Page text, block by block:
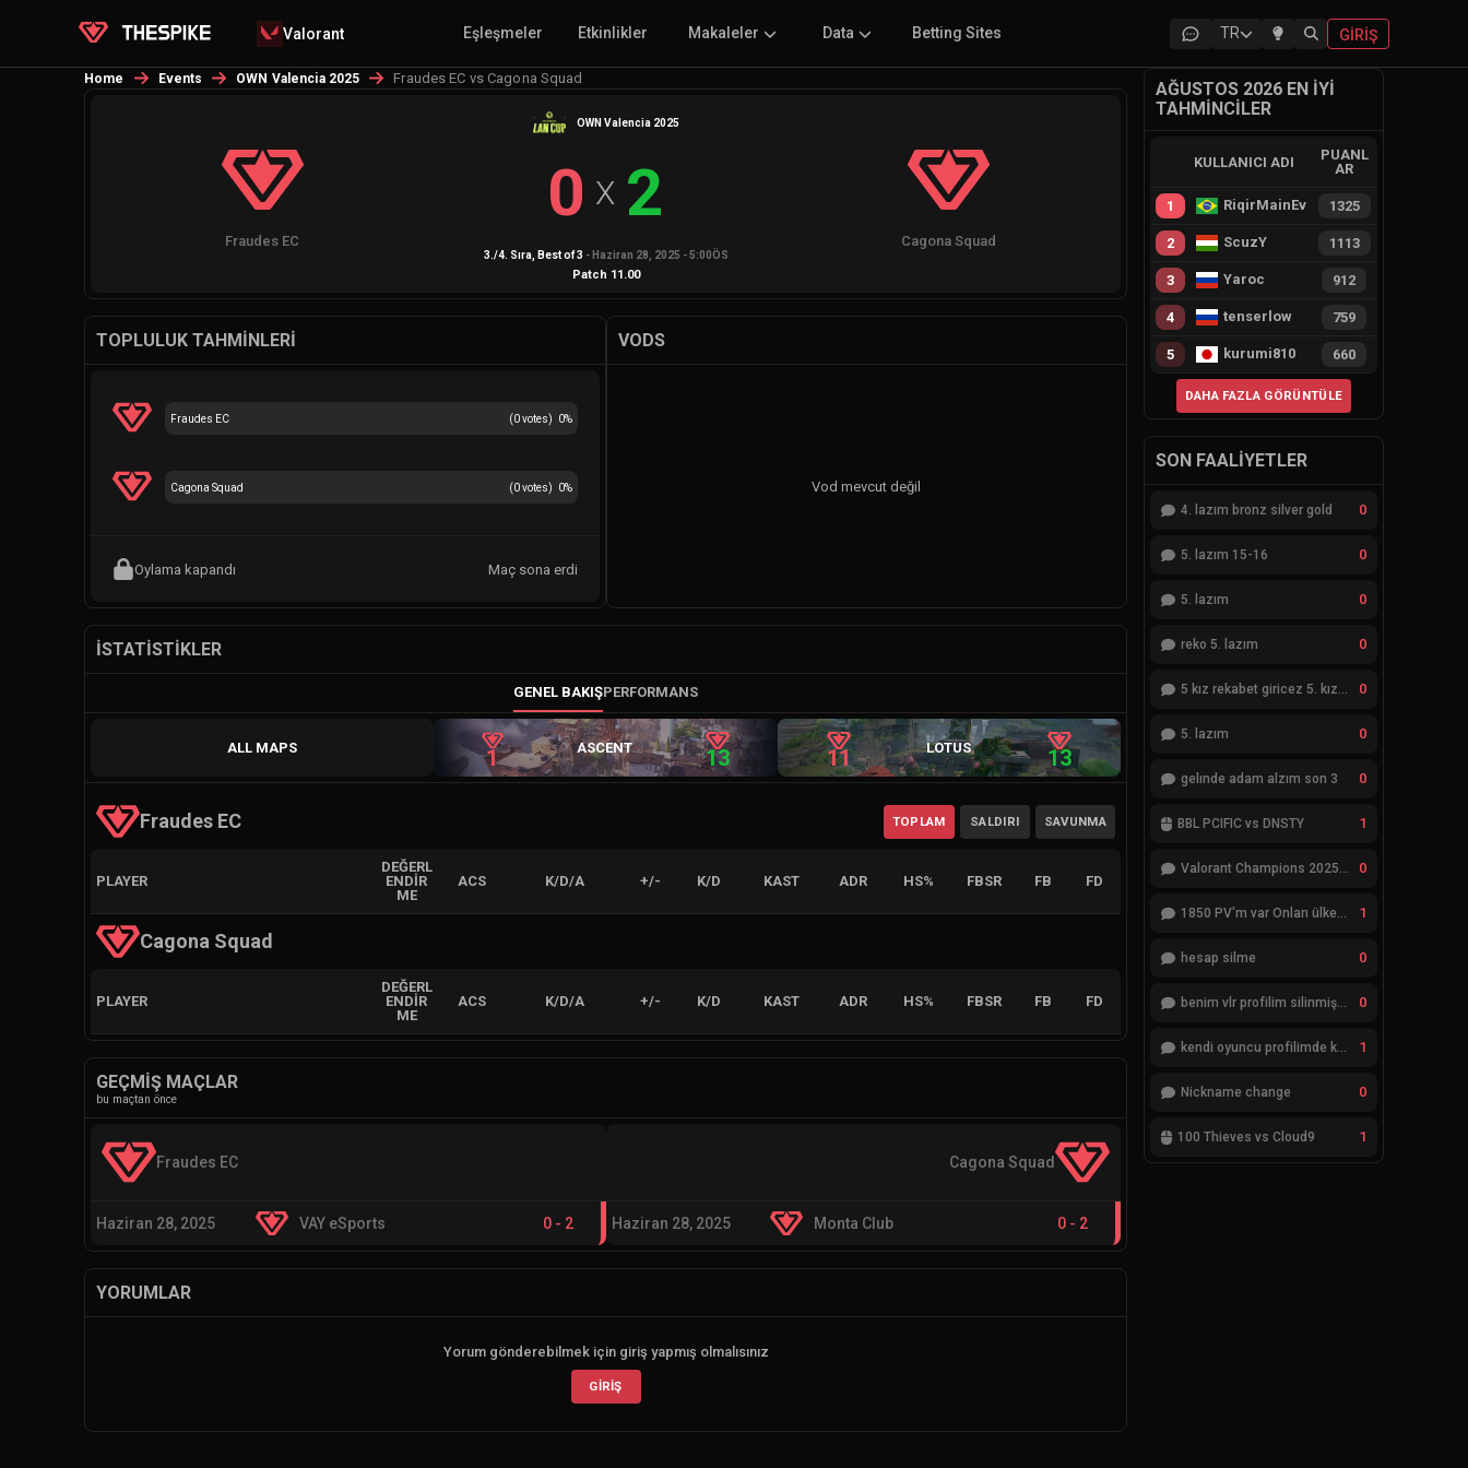
Valorant Eşleşmeler Etkinlikler Makaleler Data Betting Sites TR GIRIŞ
Home Events OWN Valencia 2025 Fraudes EC vs Cagona Squad
OWN Valencia 2025
Fraudes EC
0 X 2
Cagona Squad
3./4. Sıra, Best of3 - Haziran 28, 2025 - 5:00ÖS
Patch 11.00
TOPLULUK TAHMINLERI
(0votes) 0%
Fraudes EC
(0votes) 0%
Cagona Squad
Oylama kapandı Maç sona erdi
VODS
Vod mevcut değil
İSTATISTIKLER
GENEL BAKIŞPERFORMANS
ALL MAPS 1 ASCENT 13 11 LOTUS 13
Fraudes EC TOPLAM SALDIRI SAVUNMA
PLAYER
DEĞERL
ENDIR
ME
ACS K/D/A +/- K/D KAST ADR HS% FBSR FB FD
Cagona Squad
PLAYER
DEĞERL
ENDIR
ME
ACS K/D/A +/- K/D KAST ADR HS% FBSR FB FD
GEÇMIŞ MAÇLAR
bu maçtan önce
Fraudes EC
Haziran 28, 2025 VAY eSports 0 - 2
Cagona Squad
Haziran 28, 2025 Monta Club 0 - 2
YORUMLAR
Yorum gönderebilmek için giriş yapmış olmalısınız
GIRIŞ
AĞUSTOS 2026 EN İYI
TAHMINCILER
KULLANICI ADI
PUANL
AR
1 RiqirMainEvie 1325
2 ScuzY 1113
3 Yaroc 912
4 tenserlow 759
5 kurumi810 660
DAHA FAZLA GÖRÜNTÜLE
SON FAALIYETLER
4. lazım bronz silver gold 0
5. lazım 15-16 0
5. lazım 0
reko 5. lazım 0
5 kız rekabet giricez 5. kız eksik 0
5. lazım 0
gelınde adam alzım son 3 0
BBL PCIFIC vs DNSTY 1
Valorant Champions 2025 Grand Final 0
1850 PV'm var Onları ülkemde değiştiremiyorum 1
hesap silme 0
benim vlr profilim silinmiş yok gözükmüyor 0
kendi oyuncu profilimde ki bilgileri düzenlemek istiyorum 1
Nickname change 0
100 Thieves vs Cloud9 1